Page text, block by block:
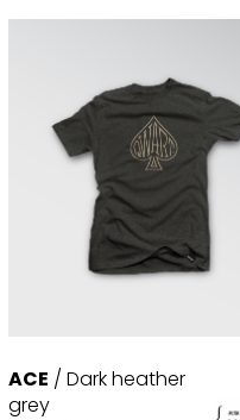
ACE / Dark heather
grey